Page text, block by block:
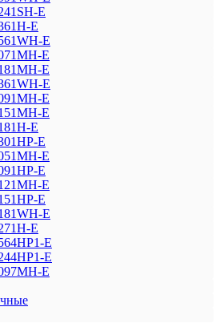
E
E
E
E
E
E
E
E
E
E
E
E
E
E
E
E
E
E
E